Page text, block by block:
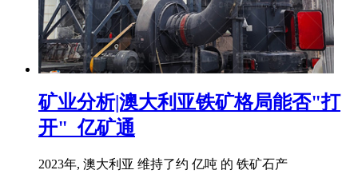
矿业分析|澳大利亚铁矿格局能否"打
开"_亿矿通
2023年, 澳大利亚 维持了约 亿吨 的 铁矿石产